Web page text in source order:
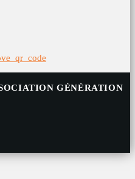
GÉNÉRATION